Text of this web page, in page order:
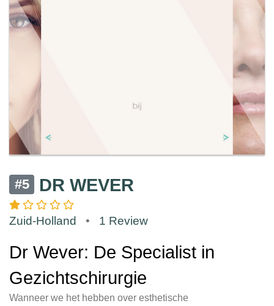
#5 DR WEVER
Zuid-Holland • 1 Review
Dr Wever: De Specialist in
Gezichtschirurgie
Wanneer we het hebben over esthetische